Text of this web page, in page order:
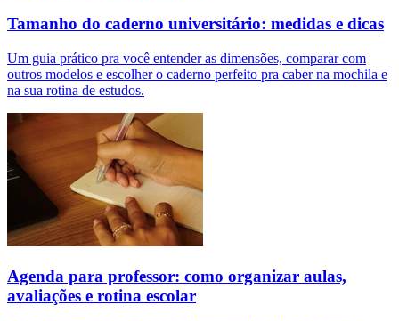
Tamanho do caderno universitário: medidas e dicas
Um guia prático pra você entender as dimensões, comparar com
outros modelos e escolher o caderno perfeito pra caber na mochila e
na sua rotina de estudos.
Agenda para professor: como organizar aulas,
avaliações e rotina escolar